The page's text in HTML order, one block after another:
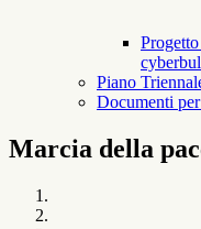
Piano
Documenti
Marcia della